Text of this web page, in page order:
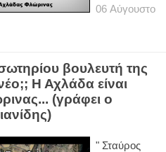
06 Αύγουστο
βουλευτή της
Η Αχλάδα είναι
(γράφει ο
" Σταύρος